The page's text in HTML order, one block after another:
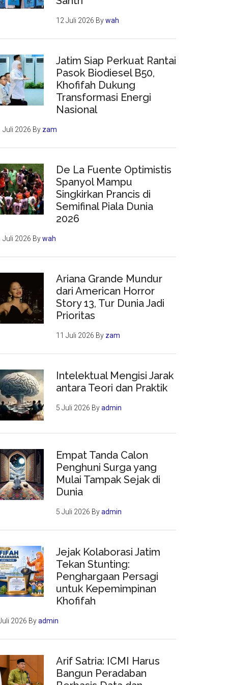
12 Juli 2026 Bywah
Jatim Siap Perkuat Rantai
Pasok Biodiesel B50,
Khofifah Dukung
Transformasi Energi
Nasional
Juli 2026 By zam
De La Fuente Optimistis
Spanyol Mampu
Singkirkan Prancis di
Semifinal Piala Dunia
2026
Juli 2026 Bywah
Ariana Grande Mundur
dari American Horror
Story 13, Tur Dunia Jadi
Prioritas
11 Juli 2026 By zam
Intelektual Mengisi Jarak
antara Teori dan Praktik
5 Juli 2026 Byadmin
Empat Tanda Calon
Penghuni Surga yang
Mulai Tampak Sejak di
Dunia
5 Juli 2026 Byadmin
Jejak Kolaborasi Jatim
Tekan Stunting:
Penghargaan Persagi
untuk Kepemimpinan
Khofifah
2026 Byadmin
Arif Satria: ICMI Harus
Bangun Peradaban